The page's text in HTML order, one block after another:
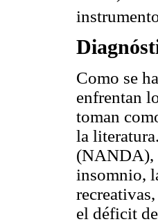
Como se
enfrentan
toman
la
(NANDA),
insomnio,
el déficit